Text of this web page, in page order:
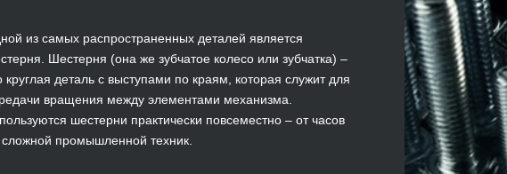
из самых распространенных деталей является
Шестерня (она же зубчатое колесо или зубчатка) –
круглая деталь с выступами по краям, которая служит для
вращения между элементами механизма.
шестерни практически повсеместно – от часов
сложной промышленной техник.